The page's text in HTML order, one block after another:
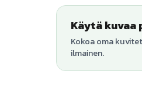
Käytä
Kokoa oma
ilmainen.